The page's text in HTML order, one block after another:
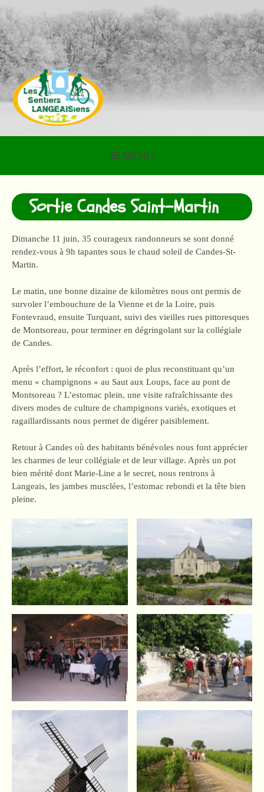
au
contenu
LES SENTIERS
LANGEAISIENS
MENU
Sortie Candes Saint-Martin
Dimanche 11 juin, 35 courageux randonneurs se sont donné
rendez-vous à 9h tapantes sous le chaud soleil de Candes-St-
Martin.
Le matin, une bonne dizaine de kilomètres nous ont permis de
survoler l’embouchure de la Vienne et de la Loire, puis
Fontevraud, ensuite Turquant, suivi des vieilles rues pittoresques
de Montsoreau, pour terminer en dégringolant sur la collégiale
de Candes.
Après l’effort, le réconfort : quoi de plus reconstituant qu’un
menu « champignons » au Saut aux Loups, face au pont de
Montsoreau ? L’estomac plein, une visite rafraîchissante des
divers modes de culture de champignons variés, exotiques et
ragaillardissants nous permet de digérer paisiblement.
Retour à Candes où des habitants bénévoles nous font apprécier
les charmes de leur collégiale et de leur village. Après un pot
bien mérité dont Marie-Line a le secret, nous rentrons à
Langeais, les jambes musclées, l’estomac rebondi et la tête bien
pleine.